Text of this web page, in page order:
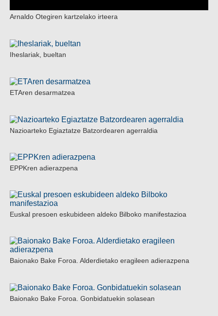
Arnaldo Otegiren kartzelako irteera
Iheslariak, bueltan
ETAren desarmatzea
Nazioarteko Egiaztatze Batzordearen agerraldia
EPPKren adierazpena
Euskal presoen eskubideen aldeko Bilboko manifestazioa
Baionako Bake Foroa. Alderdietako eragileen adierazpena
Baionako Bake Foroa. Gonbidatuekin solasean